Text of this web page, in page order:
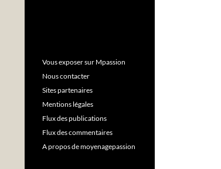
Vous exposer sur Mpassion
Nous contacter
Sites partenaires
Mentions légales
Flux des publications
Flux des commentaires
A propos de moyenagepassion